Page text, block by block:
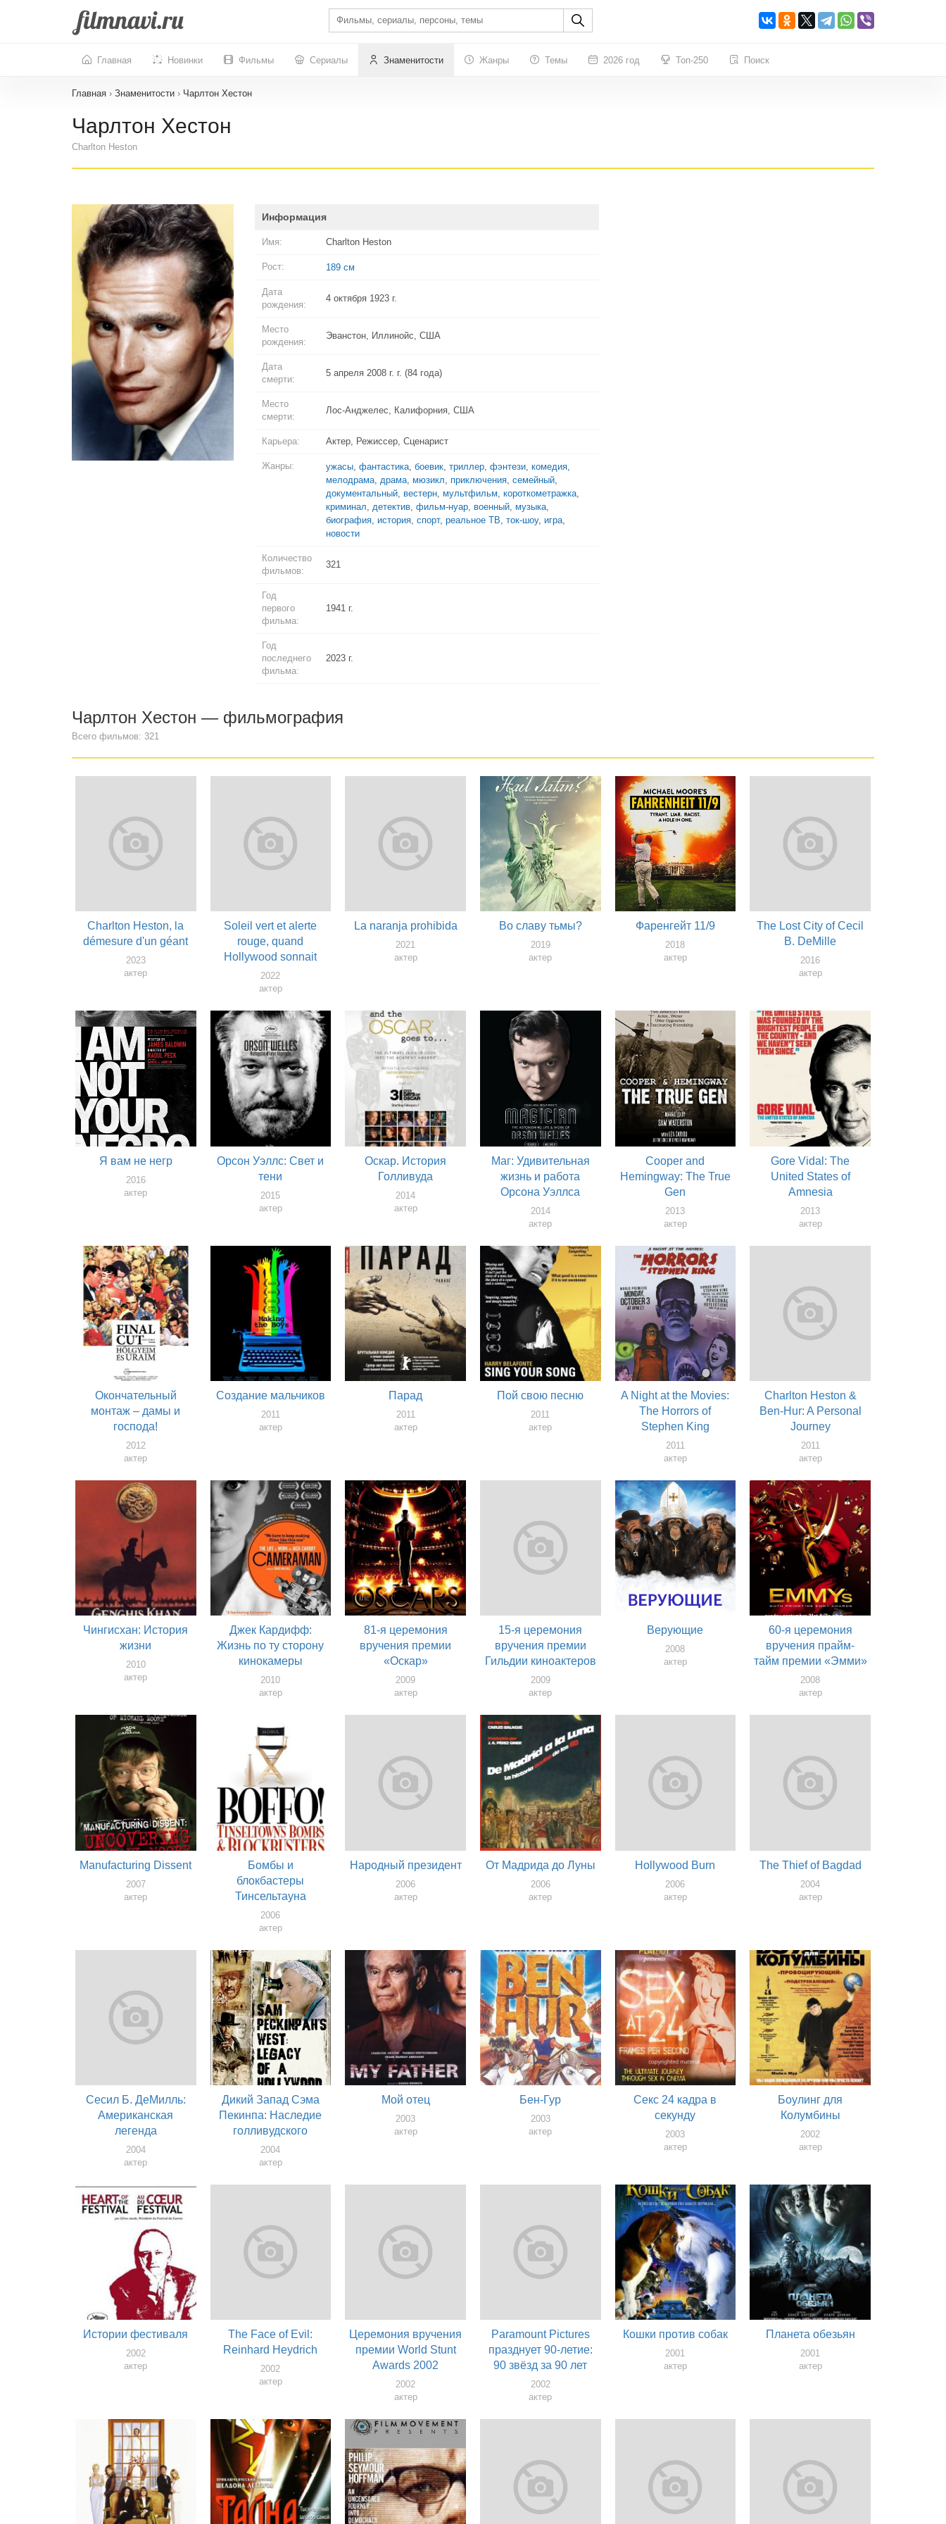
Главная Новинки Фильмы Сериалы Знаменитости Жанры Темы 2026 год Топ-250 Поиск
Главная › Знаменитости › Чарлтон Хестон
Чарлтон Хестон
Charlton Heston
Информация
Имя: Charlton Heston
Рост: 189 см
Дата
рождения:
4 октября 1923 г.
Место
рождения:
Эванстон, Иллинойс, США
Дата
смерти:
5 апреля 2008 г. г. (84 года)
Место
смерти:
Лос-Анджелес, Калифорния, США
Карьера: Актер, Режиссер, Сценарист
Жанры: ужасы, фантастика, боевик, триллер, фэнтези, комедия,
мелодрама, драма, мюзикл, приключения, семейный,
документальный, вестерн, мультфильм, короткометражка,
криминал, детектив, фильм-нуар, военный, музыка,
биография, история, спорт, реальное ТВ, ток-шоу, игра,
новости
Количество
фильмов:
321
Год
первого
фильма:
1941 г.
Год
последнего
фильма:
2023 г.
Чарлтон Хестон — фильмография
Всего фильмов: 321
Charlton Heston, la
démesure d'un géant
2023
актер
Soleil vert et alerte
rouge, quand
Hollywood sonnait
l'alarme
2022
актер
La naranja prohibida
2021
актер
Во славу тьмы?
2019
актер
Фаренгейт 11/9
2018
актер
The Lost City of Cecil
B. DeMille
2016
актер
Я вам не негр
2016
актер
Орсон Уэллс: Свет и
тени
2015
актер
Оскар. История
Голливуда
2014
актер
Маг: Удивительная
жизнь и работа
Орсона Уэллса
2014
актер
Cooper and
Hemingway: The True
Gen
2013
актер
Gore Vidal: The
United States of
Amnesia
2013
актер
Окончательный
монтаж – дамы и
господа!
2012
актер
Создание мальчиков
2011
актер
Парад
2011
актер
Пой свою песню
2011
актер
A Night at the Movies:
The Horrors of
Stephen King
2011
актер
Charlton Heston &
Ben-Hur: A Personal
Journey
2011
актер
Чингисхан: История
жизни
2010
актер
Джек Кардифф:
Жизнь по ту сторону
кинокамеры
2010
актер
81-я церемония
вручения премии
«Оскар»
2009
актер
15-я церемония
вручения премии
Гильдии киноактеров
2009
актер
Верующие
2008
актер
60-я церемония
вручения прайм-
тайм премии «Эмми»
2008
актер
Manufacturing Dissent
2007
актер
Бомбы и
блокбастеры
Тинсельтауна
2006
актер
Народный президент
2006
актер
От Мадрида до Луны
2006
актер
Hollywood Burn
2006
актер
The Thief of Bagdad
2004
актер
Сесил Б. ДеМилль:
Американская
легенда
2004
актер
Дикий Запад Сэма
Пекинпа: Наследие
голливудского
бунтаря
2004
актер
Мой отец
2003
актер
Бен-Гур
2003
актер
Секс 24 кадра в
секунду
2003
актер
Боулинг для
Колумбины
2002
актер
Истории фестиваля
2002
актер
The Face of Evil:
Reinhard Heydrich
2002
актер
Церемония вручения
премии World Stunt
Awards 2002
2002
актер
Paramount Pictures
празднует 90-летие:
90 звёзд за 90 лет
2002
актер
Кошки против собак
2001
актер
Планета обезьян
2001
актер